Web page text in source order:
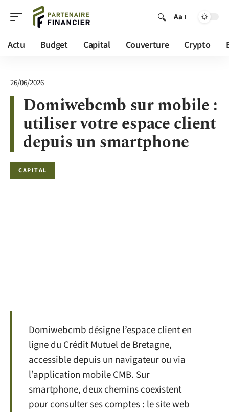
Aa
Actu Budget Capital Couverture Crypto
26/06/2026
Domiwebcmb sur mobile :
utiliser votre espace client
depuis un smartphone
CAPITAL
Domiwebcmb désigne l’espace client en
ligne du Crédit Mutuel de Bretagne,
accessible depuis un navigateur ou via
l’application mobile CMB. Sur
smartphone, deux chemins coexistent
pour consulter ses comptes : le site web